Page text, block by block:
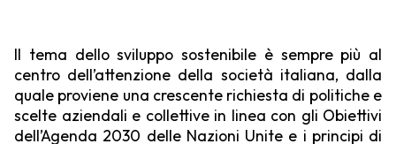
Il tema dello sviluppo sostenibile è sempre più al
centro dell’attenzione della società italiana, dalla
quale proviene una crescente richiesta di politiche e
scelte aziendali e collettive in linea con gli Obiettivi
dell’Agenda 2030 delle Nazioni Unite e i principi di